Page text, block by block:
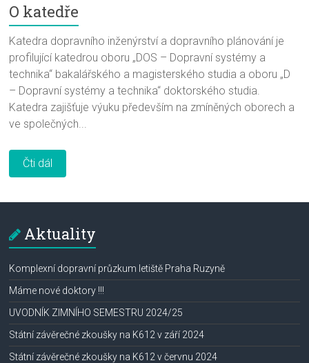
O katedře
Katedra dopravního inženýrství a dopravního plánování je
profilující katedrou oboru „DOS – Dopravní systémy a
technika“ bakalářského a magisterského studia a oboru „D
– Dopravní systémy a technika“ doktorského studia.
Katedra zajišťuje výuku především na zmíněných oborech a
ve společných...
Čti dál
Aktuality
Komplexní dopravní průzkum letiště Praha Ruzyně
Máme nové doktory !!!
UVODNÍK ZIMNÍHO SEMESTRU 2024/25
Státní závěrečné zkoušky na K612 v září 2024
Státní závěrečné zkoušky na K612 v červnu 2024